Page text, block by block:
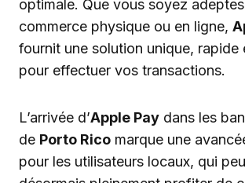
optimale. Que vous soyez
commerce physique ou en ligne,
fournit une solution unique, rapide
pour effectuer vos transactions.
L’arrivée d’Apple Pay dans les
de Porto Rico marque une
pour les utilisateurs locaux, qui